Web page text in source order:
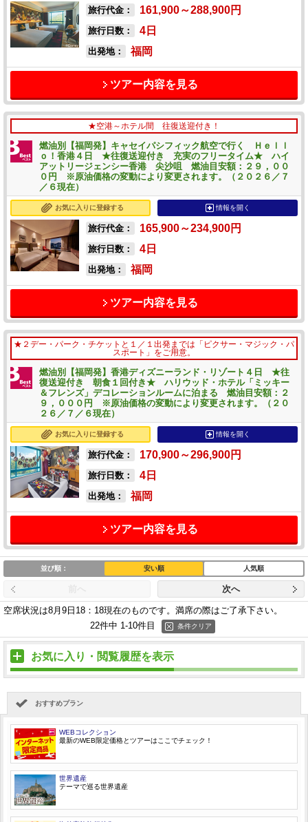
旅行代金： 161,900～288,900円
旅行日数： 4 日
出発地： 福岡
ツアー内容を見る
★空港～ホテル間 往復送迎付き！
燃油別【福岡発】キャセイパシフィック航空で行く Ｈｅｌｌ
ｏ！香港４日 ★往復送迎付き 充実のフリータイム★ ハイ
アットリージェンシー香港 尖沙咀 燃油目安額：２９，００
０円 ※原油価格の変動により変更されます。（２０２６／７
／６現在）
お気に入りに登録する 情報を開く
旅行代金： 165,900～234,900円
旅行日数： 4 日
出発地： 福岡
ツアー内容を見る
★２デー・パーク・チケットと１／１出発までは「ピクサー・マジック・パ
スポート」をご用意。
燃油別【福岡発】香港ディズニーランド・リゾート４日 ★往
復送迎付き 朝食１回付き★ ハリウッド・ホテル「ミッキー
＆フレンズ」デコレーションルームに泊まる 燃油目安額：２
９，０００円 ※原油価格の変動により変更されます。（２０
２６／７／６現在）
お気に入りに登録する 情報を開く
旅行代金： 170,900～296,900円
旅行日数： 4 日
出発地： 福岡
ツアー内容を見る
並び順： 安い順 人気順
次へ
空席状況は8月9日18：18現在のものです。 満席の際はご了承下さい。
22件中 1-10件目
条件クリア
お気に入り・閲覧履歴を表示
おすすめプラン
WEBコレクション
最新のWEB限定価格とツアーはここでチェック！
世界遺産
テーマで巡る世界遺産